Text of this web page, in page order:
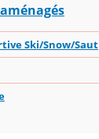
Ski/Snow/Saut